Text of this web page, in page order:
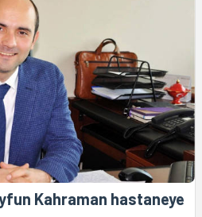
Kahraman hastaneye